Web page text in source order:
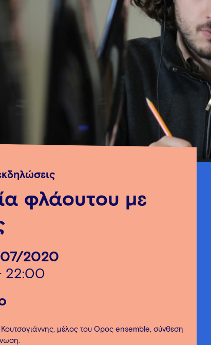
φλάουτου με
2020
22:00
Κουτσογιάννης, μέλος του Όρος ensemble, σύνθεση